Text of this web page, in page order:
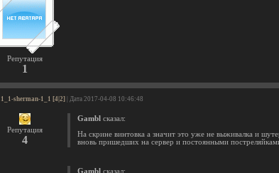
Репутация
1
1_1-sherman-1_1 [4|2] | Дата 2017-04-08 10:46:48
Репутация
4
Gambl сказал:
На скрине винтовка а значит это уже не выживалка и
вновь пришедших на сервер и постоянными
Gambl сказал: